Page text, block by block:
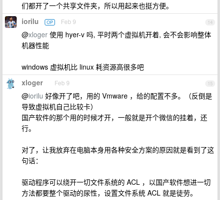
们都开了一个共享文件夹，所以用起来也挺方便。
14
iorilu OP Feb 9
@xloger 使用 hyer-v 吗, 平时两个虚拟机开着, 会不会影响整体
机器性能
windows 虚拟机比 linux 耗资源高很多吧
15
xloger Feb 9
@iorilu 好像开了吧，用的 Vmware ，给的配置不多。（反倒是
导致虚拟机自己比较卡）
国产软件的那个用的时候才开，一般就是开个微信的挂着，还
行。
对了，让我放弃在电脑本身用各种安全方案的原因就是看到了这
句话：
驱动程序可以绕开一切文件系统的 ACL ，以国产软件想进一切
方法都要整个驱动的尿性，设置文件系统 ACL 就是徒劳。